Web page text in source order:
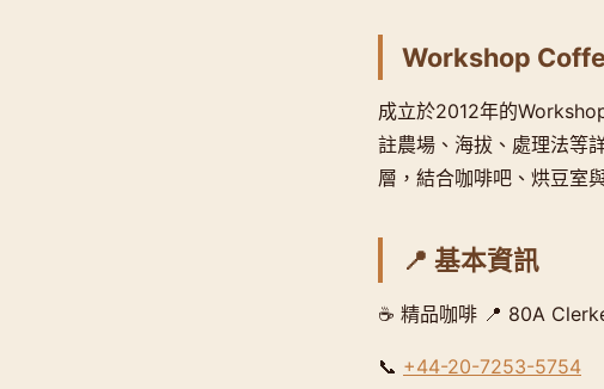
Workshop
成立於2012年的
註農場、海拔、處理法等
層，結合咖啡吧、烘豆室
📍 基本資訊
☕ 精品咖啡 📍 80A
📞 +44-20-7253-5754